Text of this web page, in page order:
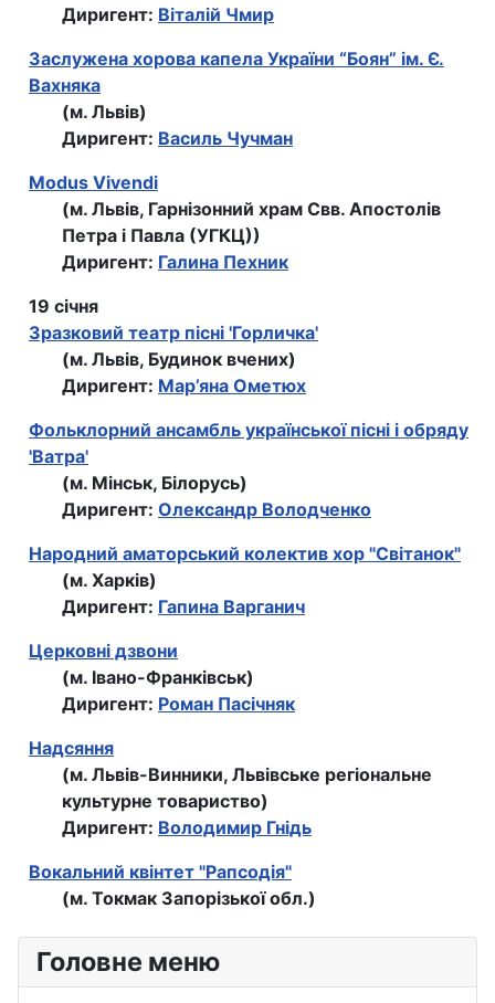
Головне меню
Диригент: Віталій Чмир
Заслужена хорова капела України “Боян” ім. Є.
Вахняка
(м. Львів)
Диригент: Василь Чучман
Modus Vivendi
(м. Львів, Гарнізонний храм Свв. Апостолів
Петра і Павла (УГКЦ))
Диригент: Галина Пехник
19 січня
Зразковий театр пісні 'Горличка'
(м. Львів, Будинок вчених)
Диригент: Мар’яна Ометюх
Фольклорний ансамбль української пiснi i обряду
'Ватра'
(м. Мінськ, Білорусь)
Диригент: Олександр Володченко
Народний аматорський колектив хор "Світанок"
(м. Харків)
Диригент: Гапина Варганич
Церковні дзвони
(м. Івано-Франківськ)
Диригент: Роман Пасічняк
Надсяння
(м. Львів-Винники, Львівське регіональне
культурне товариство)
Диригент: Володимир Гнідь
Вокальний квінтет "Рапсодія"
(м. Токмак Запорізької обл.)